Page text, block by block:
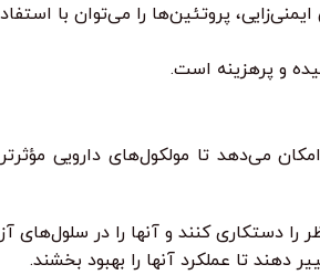
پروتئین‌ها را می‌توان با
و پرهزینه است.
می‌دهد تا مولکول‌های دارویی
دستکاری کنند و آنها را در سلول‌های
دهند تا عملکرد آنها را بهبود بخشند.